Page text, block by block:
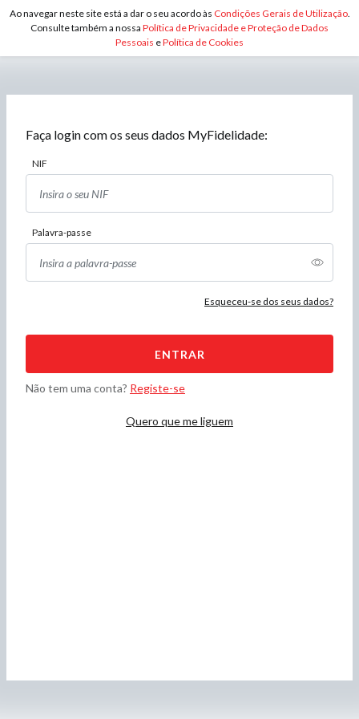
Ao navegar neste site está a dar o seu acordo às Condições Gerais de Utilização.
Consulte também a nossa Política de Privacidade e Proteção de Dados
Pessoais ePolítica de Cookies
Faça login com os seus dados MyFidelidade:
NIF
Palavra-passe
Esqueceu-se dos seus dados?
ENTRAR
Não tem uma conta? Registe-se
Quero que me liguem
Precisa de ajuda ?
Deixe-nos o seu contacto e nós ligamos*:
Nome